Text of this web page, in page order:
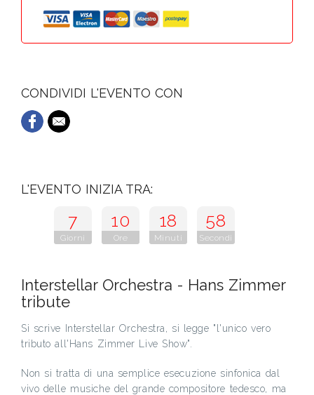
CONDIVIDI L'EVENTO CON
L'EVENTO INIZIA TRA:
7
Giorni
10
Ore
18
Minuti
57
Secondi
Interstellar Orchestra - Hans Zimmer
tribute
Si scrive Interstellar Orchestra, si legge "l'unico vero
tributo all'Hans Zimmer Live Show".
Non si tratta di una semplice esecuzione sinfonica dal
vivo delle musiche del grande compositore tedesco, ma